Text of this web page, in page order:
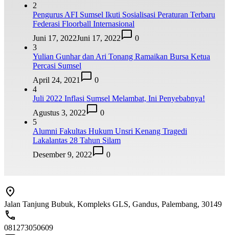
2
Pengurus AFI Sumsel Ikuti Sosialisasi Peraturan Terbaru
Federasi Floorball Internasional
Juni 17, 2022Juni 17, 2022
0
3
Yulian Gunhar dan Ari Tonang Ramaikan Bursa Ketua
Percasi Sumsel
April 24, 2021
0
4
Juli 2022 Inflasi Sumsel Melambat, Ini Penyebabnya!
Agustus 3, 2022
0
5
Alumni Fakultas Hukum Unsri Kenang Tragedi
Lakalantas 28 Tahun Silam
Desember 9, 2022
0
Jalan Tanjung Bubuk, Kompleks GLS, Gandus, Palembang, 30149
081273050609